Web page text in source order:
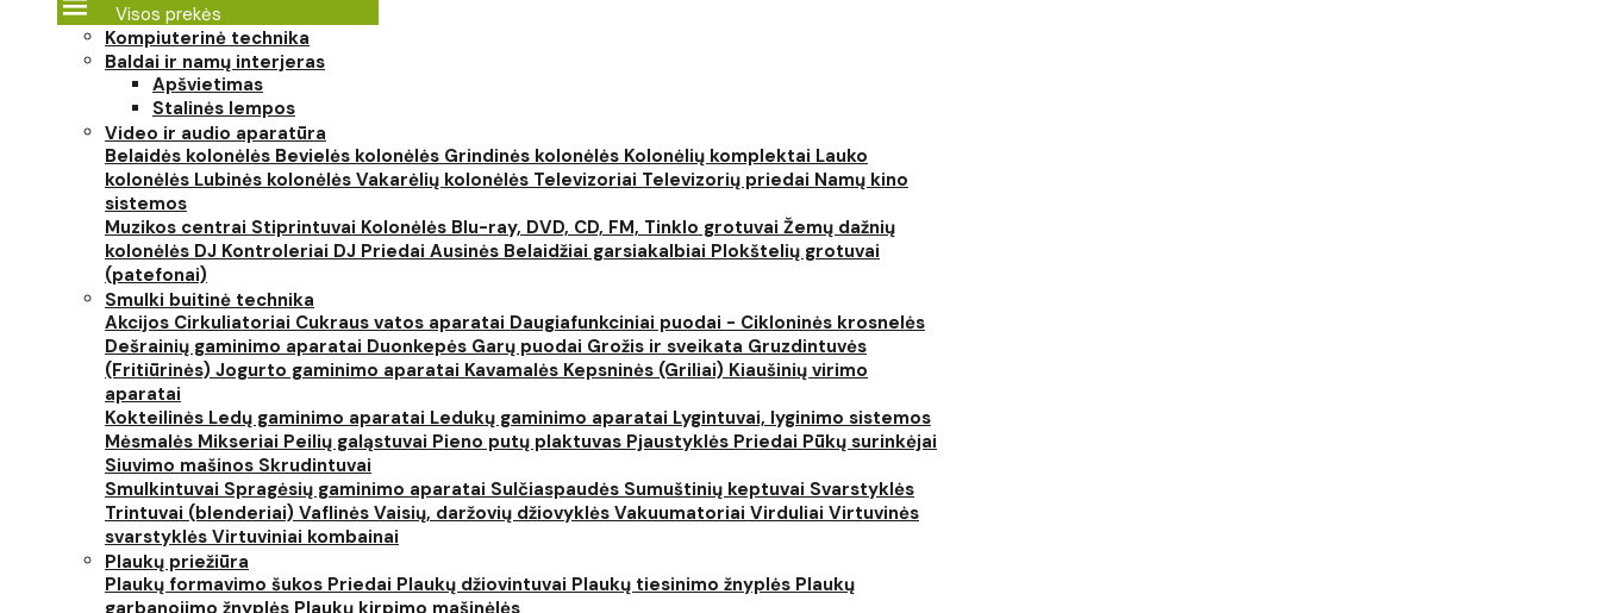
Visos prekės
Kompiuterinė technika
Baldai ir namų interjeras
Apšvietimas
Stalinės lempos
Video ir audio aparatūra
Belaidės kolonėlės Bevielės kolonėlės Grindinės kolonėlės Kolonėlių komplektai Lauko
kolonėlės Lubinės kolonėlės Vakarėlių kolonėlės Televizoriai Televizorių priedai Namų kino
sistemos
Muzikos centrai Stiprintuvai Kolonėlės Blu-ray, DVD, CD, FM, Tinklo grotuvai Žemų dažnių
kolonėlės DJ Kontroleriai DJ Priedai Ausinės Belaidžiai garsiakalbiai Plokštelių grotuvai
(patefonai)
Smulki buitinė technika
Akcijos Cirkuliatoriai Cukraus vatos aparatai Daugiafunkciniai puodai - Cikloninės krosnelės
Dešrainių gaminimo aparatai Duonkepės Garų puodai Grožis ir sveikata Gruzdintuvės
(Fritiūrinės) Jogurto gaminimo aparatai Kavamalės Kepsninės (Griliai) Kiaušinių virimo
aparatai
Kokteilinės Ledų gaminimo aparatai Ledukų gaminimo aparatai Lygintuvai, lyginimo sistemos
Mėsmalės Mikseriai Peilių galąstuvai Pieno putų plaktuvas Pjaustyklės Priedai Pūkų surinkėjai
Siuvimo mašinos Skrudintuvai
Smulkintuvai Spragėsių gaminimo aparatai Sulčiaspaudės Sumuštinių keptuvai Svarstyklės
Trintuvai (blenderiai) Vaflinės Vaisių, daržovių džiovyklės Vakuumatoriai Virduliai Virtuvinės
svarstyklės Virtuviniai kombainai
Plaukų priežiūra
Plaukų formavimo šukos Priedai Plaukų džiovintuvai Plaukų tiesinimo žnyplės Plaukų
garbanojimo žnyplės Plaukų kirpimo mašinėlės